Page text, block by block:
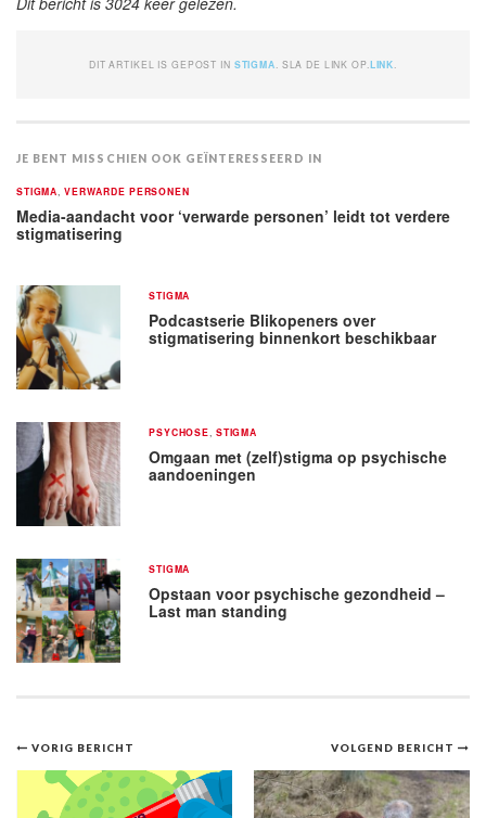
DIT ARTIKEL IS GEPOST IN STIGMA . SLA DE LINK OP. LINK
JE BENT MISSCHIEN OOK GEÏNTERESSEERD IN
STIGMA VERWARDE PERSONEN
Media-aandacht voor ‘verwarde personen’ leidt tot verdere
stigmatisering
STIGMA
Podcastserie Blikopeners over
stigmatisering binnenkort beschikbaar
PSYCHOSE STIGMA
Omgaan met (zelf)stigma op psychische
aandoeningen
STIGMA
Opstaan voor psychische gezondheid –
Last man standing
Bericht
navigatie
VOLGEND BERICHT
VORIG BERICHT